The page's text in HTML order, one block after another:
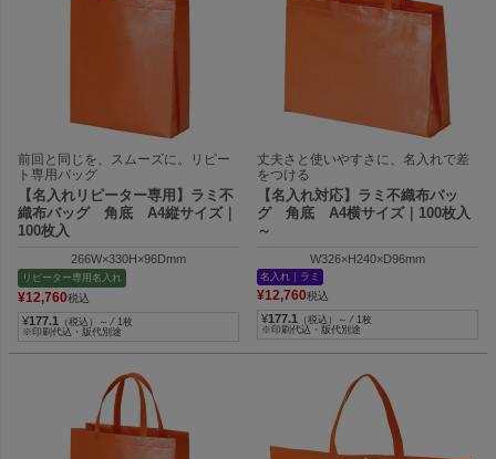
前回と同じを、スムーズに。リピー
ト専用バッグ
【名入れリピーター専用】ラミ不
織布バッグ 角底 A4縦サイズ｜
100枚入
266W×330H×96Dmm
リピーター専用名入れ
¥12,760税込
¥177.1
（税込）～ ⁄ 1枚
※印刷代込・版代別途
丈夫さと使いやすさに、名入れで差
をつける
【名入れ対応】ラミ不織布バッ
グ 角底 A4横サイズ｜100枚入
～
W326×H240×D96mm
名入れ｜ラミ
¥12,760税込
¥177.1
（税込）～ ⁄ 1枚
※印刷代込・版代別途